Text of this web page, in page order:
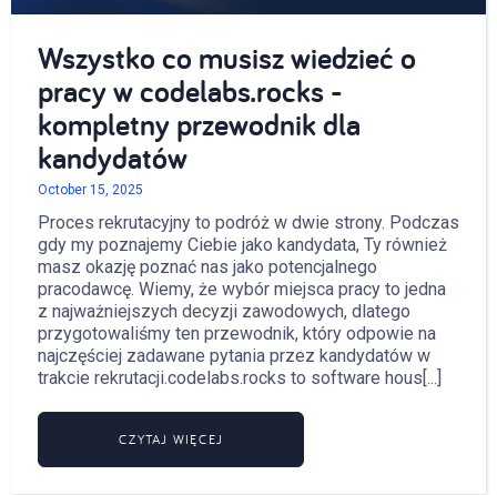
Wszystko co musisz wiedzieć o
pracy w codelabs.rocks -
kompletny przewodnik dla
kandydatów
October 15, 2025
Proces rekrutacyjny to podróż w dwie strony. Podczas
gdy my poznajemy Ciebie jako kandydata, Ty również
masz okazję poznać nas jako potencjalnego
pracodawcę. Wiemy, że wybór miejsca pracy to jedna
z najważniejszych decyzji zawodowych, dlatego
przygotowaliśmy ten przewodnik, który odpowie na
najczęściej zadawane pytania przez kandydatów w
trakcie rekrutacji.codelabs.rocks to software hous[...]
CZYTAJ WIĘCEJ